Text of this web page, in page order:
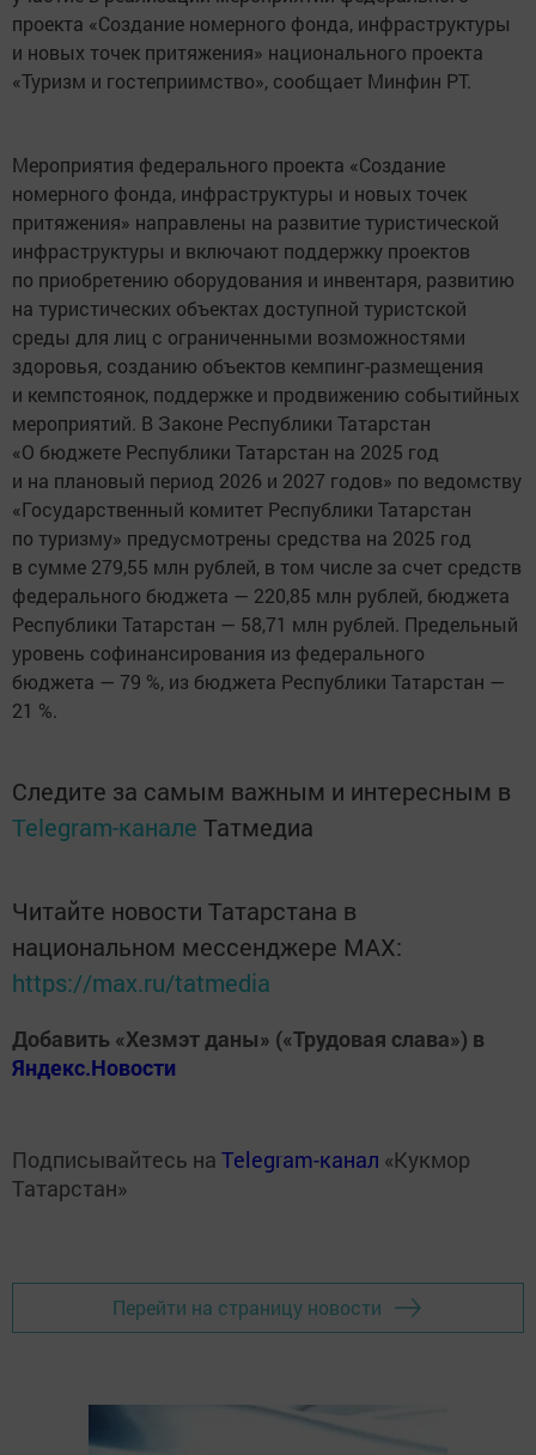
проекта «Создание номерного фонда, инфраструктуры
и новых точек притяжения» национального проекта
«Туризм и гостеприимство», сообщает Минфин РТ.
Мероприятия федерального проекта «Создание
номерного фонда, инфраструктуры и новых точек
притяжения» направлены на развитие туристической
инфраструктуры и включают поддержку проектов
по приобретению оборудования и инвентаря, развитию
на туристических объектах доступной туристской
среды для лиц с ограниченными возможностями
здоровья, созданию объектов кемпинг-размещения
и кемпстоянок, поддержке и продвижению событийных
мероприятий. В Законе Республики Татарстан
«О бюджете Республики Татарстан на 2025 год
и на плановый период 2026 и 2027 годов» по ведомству
«Государственный комитет Республики Татарстан
по туризму» предусмотрены средства на 2025 год
в сумме 279,55 млн рублей, в том числе за счет средств
федерального бюджета — 220,85 млн рублей, бюджета
Республики Татарстан — 58,71 млн рублей. Предельный
уровень софинансирования из федерального
бюджета — 79 %, из бюджета Республики Татарстан —
21 %.
Следите за самым важным и интересным в
Telegram-канале Татмедиа
Читайте новости Татарстана в
национальном мессенджере MАХ:
https://max.ru/tatmedia
Добавить «Хезмэт даны» («Трудовая слава») в
Яндекс.Новости
Подписывайтесь на Telegram-канал «Кукмор
Татарстан»
Перейти на страницу новости